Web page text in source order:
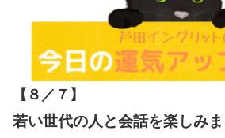
【８／７ 】
若い世代の人と会話を楽しみ